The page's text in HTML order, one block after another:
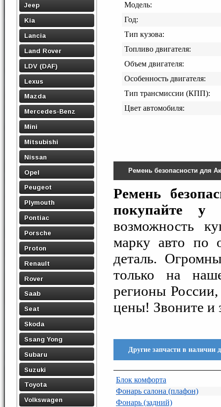
Jeep
Kia
Lancia
Land Rover
LDV (DAF)
Lexus
Mazda
Mercedes-Benz
Mini
Mitsubishi
Nissan
Opel
Peugeot
Plymouth
Pontiac
Porsche
Proton
Renault
Rover
Saab
Seat
Skoda
Ssang Yong
Subaru
Suzuki
Toyota
Volkswagen
Модель:
Год:
Тип кузова:
Топливо двигателя:
Объем двигателя:
Особенность двигателя:
Тип трансмиссии (КПП):
Цвет автомобиля:
Ремень безопасности для
Ремень
покупайте у
возможность
марку авто по
деталь.
только на
регионы
цены! Звоните и
Другие запчасти в наличии
Блок комфорта
Фонарь салона (плафон)
Фонарь (задний)